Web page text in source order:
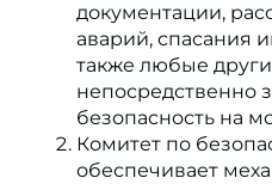
документации,
аварий, спасания
также любые
непосредственно
безопасность на
Комитет по
обеспечивает